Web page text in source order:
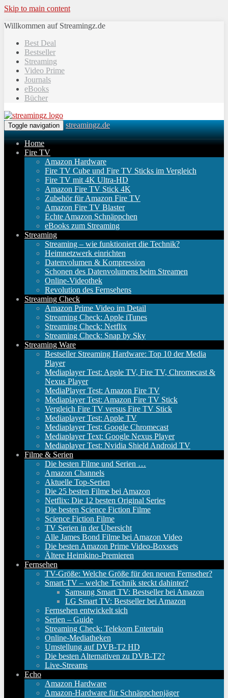
Skip to main content
Willkommen auf Streamingz.de
Best Deal
Bestseller
Streaming
Video Prime
Journals
eBooks
Bücher
Toggle navigation streamingz.de
Home
Fire TV
Amazon Hardware
Fire TV Cube und Fire TV Sticks im Vergleich
Fire TV mit 4K Ultra-HD
Amazon Fire TV Stick 4K
Zubehör für Amazon Fire TV
Amazon Fire TV Blaster
Echte Amazon Schnäppchen
eBooks zum Streaming
Streaming
Streaming – wie funktioniert die Technik?
Heimnetzwerk einrichten
Datenvolumen & Kompression
Schonen des Datenvolumens beim Streamen
Online-Videothek
Revolution des Fernsehens
Streaming Check
Amazon Prime Video im Detail
Streaming Check: Apple iTunes
Streaming Check: Netflix
Streaming Check: Snap by Sky
Streaming Ware
Bestseller Streaming Hardware: Top 10 der Media
Player
Mediaplayer Test: Apple TV, Fire TV, Chromecast &
Nexus Player
MediaPlayer Test: Amazon Fire TV
Mediaplayer Test: Amazon Fire TV Stick
Vergleich Fire TV versus Fire TV Stick
Mediaplayer Test: Apple TV
Mediaplayer Test: Google Chromecast
Mediaplayer Text: Google Nexus Player
Mediaplayer Test: Nvidia Shield Android TV
Filme & Serien
Die besten Filme und Serien …
Amazon Channels
Aktuelle Top-Serien
Die 25 besten Filme bei Amazon
Netflix: Die 12 besten Original Series
Die besten Science Fiction Filme
Science Fiction Filme
TV Serien in der Übersicht
Alle James Bond Filme bei Amazon Video
Die besten Amazon Prime Video-Boxsets
Ältere Heimkino-Premieren
Fernsehen
TV-Größe: Welche Größe für den neuen Fernseher?
Smart-TV – welche Technik steckt dahinter?
Samsung Smart TV: Bestseller bei Amazon
LG Smart TV: Bestseller bei Amazon
Fernsehen entwickelt sich
Serien – Guide
Streaming Check: Telekom Entertain
Online-Mediatheken
Umstellung auf DVB-T2 HD
Die besten Alternativen zu DVB-T2?
Live-Streams
Echo
Amazon Hardware
Amazon-Hardware für Schnäppchenjäger